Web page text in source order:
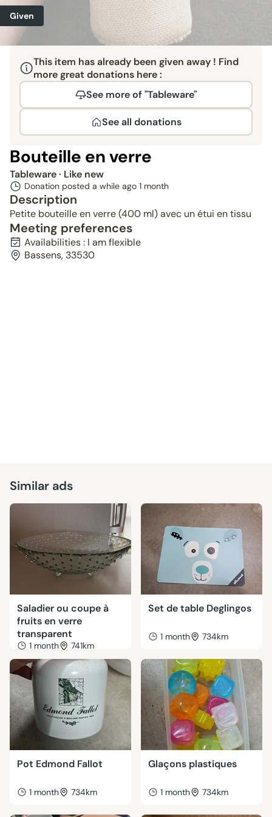
Given
This item has already been given away ! Find
more great donations here :
See more of "Tableware"
See all donations
Bouteille en verre
Tableware· Like new
Donation posted a while ago 1 month
Description
Petite bouteille en verre (400 ml) avec un étui en tissu
Meeting preferences
Availabilities : I am flexible
Bassens, 33530
Similar ads
Saladier ou coupe à
fruits en verre
transparent
1 month 741km
Set de table Deglingos
1 month 734km
Pot Edmond Fallot
1 month 734km
Glaçons plastiques
1 month 734km